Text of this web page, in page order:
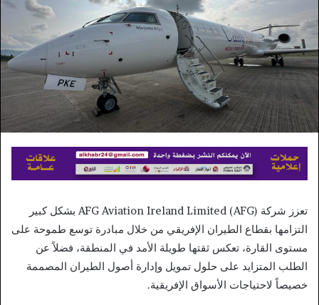
تعزز شركة AFG Aviation Ireland Limited (AFG) بشكل كبير
التزامها بقطاع الطيران الإفريقي من خلال مبادرة توسع طموحة على
مستوى القارة، تعكس ثقتها طويلة الأمد في المنطقة، فضلاً عن
الطلب المتزايد على حلول تمويل وإدارة أصول الطيران المصممة
خصيصاً لاحتياجات الأسواق الإفريقية.